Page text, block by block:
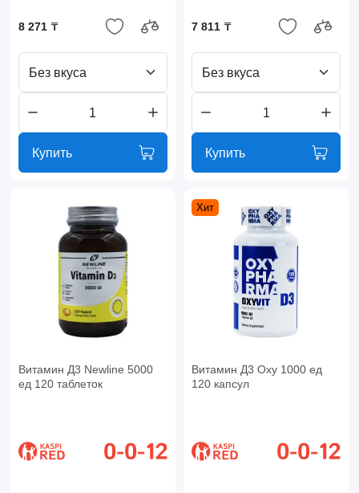
8 271 ₸
Без вкуса
Купить
7 811 ₸
Без вкуса
Купить
Витамин Д3 Newline 5000
ед 120 таблеток
Хит
Витамин Д3 Oxy 1000 ед
120 капсул